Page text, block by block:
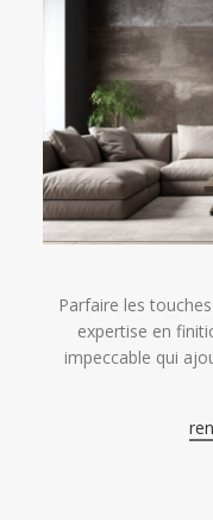
Parfaire les
expertise en
impeccable qui